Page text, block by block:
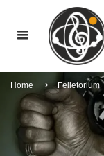
Home Felietorium